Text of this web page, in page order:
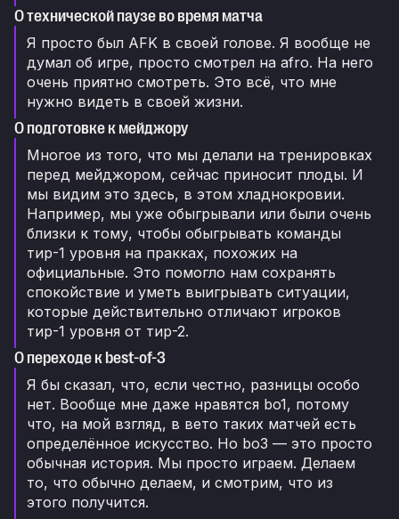
О технической паузе во время матча
Я просто был AFK в своей голове. Я вообще не
думал об игре, просто смотрел на afro. На него
очень приятно смотреть. Это всё, что мне
нужно видеть в своей жизни.
О подготовке к мейджору
Многое из того, что мы делали на тренировках
перед мейджором, сейчас приносит плоды. И
мы видим это здесь, в этом хладнокровии.
Например, мы уже обыгрывали или были очень
близки к тому, чтобы обыгрывать команды
тир-1 уровня на пракках, похожих на
официальные. Это помогло нам сохранять
спокойствие и уметь выигрывать ситуации,
которые действительно отличают игроков
тир-1 уровня от тир-2.
О переходе к best-of-3
Я бы сказал, что, если честно, разницы особо
нет. Вообще мне даже нравятся bo1, потому
что, на мой взгляд, в вето таких матчей есть
определённое искусство. Но bo3 — это просто
обычная история. Мы просто играем. Делаем
то, что обычно делаем, и смотрим, что из
этого получится.